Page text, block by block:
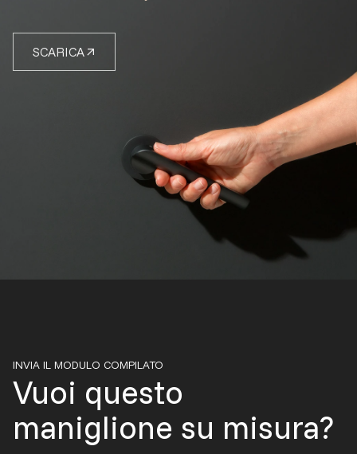
SCARICA
INVIA IL MODULO COMPILATO
Vuoi questo
maniglione su misura?